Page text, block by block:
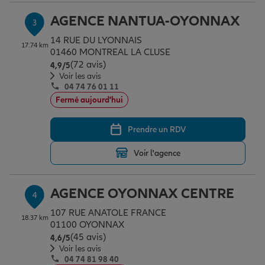
Assurance scolaire
Protection juridique
Tous nos devis d'assurance
3
17.74 km
AGENCE NANTUA-OYONNAX
14 RUE DU LYONNAIS
01460 MONTREAL LA CLUSE
4,9/5Note de 4.9 sur 5
(72 avis)
Voir les avis
04 74 76 01 11
Fermé aujourd'hui
Prendre un RDV
Voir l'agence
4
18.37 km
AGENCE OYONNAX CENTRE
107 RUE ANATOLE FRANCE
01100 OYONNAX
4,6/5Note de 4.6 sur 5
(45 avis)
Voir les avis
04 74 81 98 40